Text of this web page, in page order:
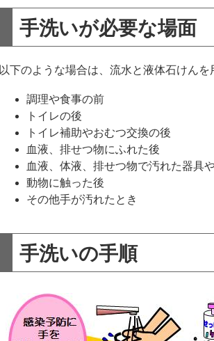
手洗いが必要な場面
以下のような場合は、流水と液体石けんを
調理や食事の前
トイレの後
トイレ補助やおむつ交換の後
血液、排せつ物にふれた後
血液、体液、排せつ物で汚れた器具
動物に触った後
その他手が汚れたとき
手洗いの手順